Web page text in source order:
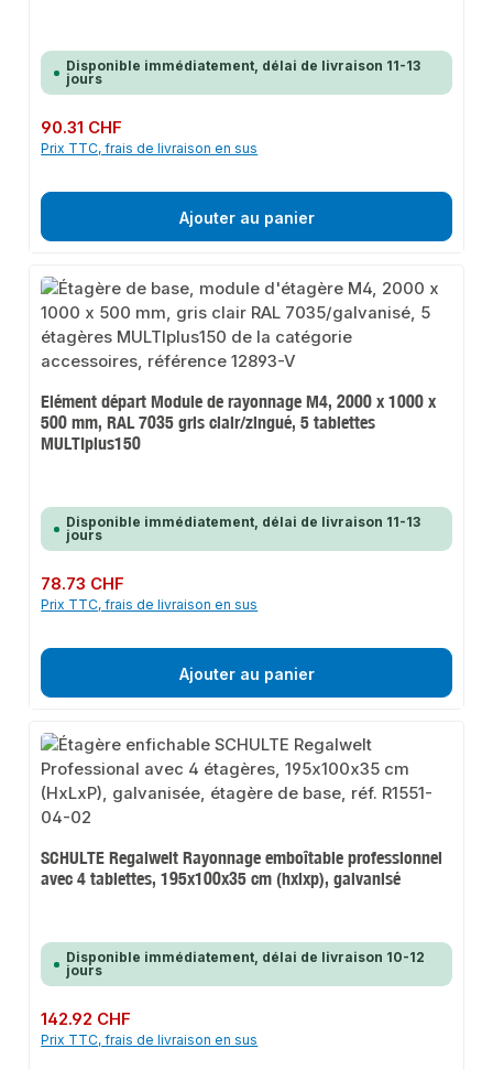
Disponible immédiatement, délai de livraison 11-13
jours
Prix régulier :
90.31 CHF
Prix TTC, frais de livraison en sus
Ajouter au panier
Elément départ Module de rayonnage M4, 2000 x 1000 x
500 mm, RAL 7035 gris clair/zingué, 5 tablettes
MULTIplus150
Disponible immédiatement, délai de livraison 11-13
jours
Prix régulier :
78.73 CHF
Prix TTC, frais de livraison en sus
Ajouter au panier
SCHULTE Regalwelt Rayonnage emboîtable professionnel
avec 4 tablettes, 195x100x35 cm (hxlxp), galvanisé
Disponible immédiatement, délai de livraison 10-12
jours
Prix régulier :
142.92 CHF
Prix TTC, frais de livraison en sus